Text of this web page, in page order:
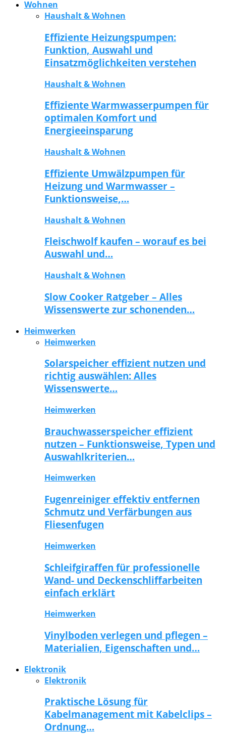
Wohnen
Haushalt & Wohnen
Effiziente Heizungspumpen:
Funktion, Auswahl und
Einsatzmöglichkeiten verstehen
Haushalt & Wohnen
Effiziente Warmwasserpumpen für
optimalen Komfort und
Energieeinsparung
Haushalt & Wohnen
Effiziente Umwälzpumpen für
Heizung und Warmwasser –
Funktionsweise,…
Haushalt & Wohnen
Fleischwolf kaufen – worauf es bei
Auswahl und…
Haushalt & Wohnen
Slow Cooker Ratgeber – Alles
Wissenswerte zur schonenden…
Heimwerken
Heimwerken
Solarspeicher effizient nutzen und
richtig auswählen: Alles
Wissenswerte…
Heimwerken
Brauchwasserspeicher effizient
nutzen – Funktionsweise, Typen und
Auswahlkriterien…
Heimwerken
Fugenreiniger effektiv entfernen
Schmutz und Verfärbungen aus
Fliesenfugen
Heimwerken
Schleifgiraffen für professionelle
Wand- und Deckenschliffarbeiten
einfach erklärt
Heimwerken
Vinylboden verlegen und pflegen –
Materialien, Eigenschaften und…
Elektronik
Elektronik
Praktische Lösung für
Kabelmanagement mit Kabelclips –
Ordnung…